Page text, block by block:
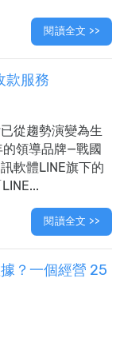
閱讀全文 >>
款服務
從趨勢演變為生
領導品牌—戰國
軟體LINE旗下的
閱讀全文 >>
？一個經營 25